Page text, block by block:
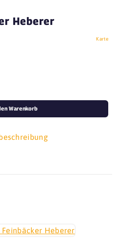
Heberer
Karte
Warenkorb